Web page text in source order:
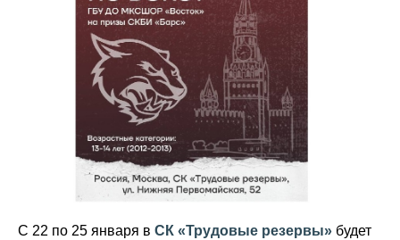
С 22 по 25 января в СК «Трудовые резервы» будет